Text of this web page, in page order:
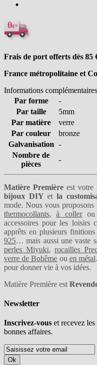
Frais de port offerts dès 85
France métropolitaine et
Informations complémentaires
Par forme
-
Par taille
5mm
Par matière
verre
Par couleur
bronze
Galvanisation -
Nombre de
pièces
-
Matière Première est votre
bijoux DIY etla
mode. Nous vous
thermocollants,à coller
accessoires pour les loisirs
apprêts en plusieurs finitions
925… mais aussi une vaste
perles Miyuki, rocailles
verre de Bohême ou en métal
pour donner vie à vos idées.
Matière Première est
Newsletter
Inscrivez-vous et recevez
bonnes affaires.
Ok